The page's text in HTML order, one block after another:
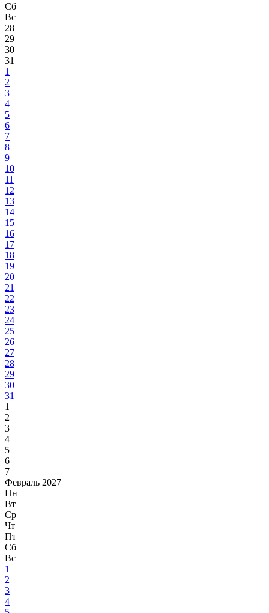
Сб
Вс
28
29
30
31
1
2
3
4
5
6
7
8
9
10
11
12
13
14
15
16
17
18
19
20
21
22
23
24
25
26
27
28
29
30
31
1
2
3
4
5
6
7
Февраль 2027
Пн
Вт
Ср
Чт
Пт
Сб
Вс
1
2
3
4